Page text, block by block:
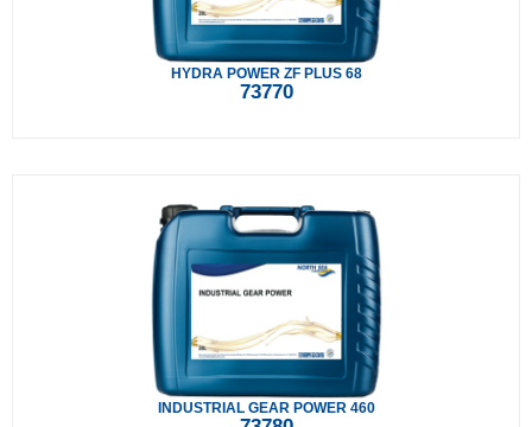
HYDRA POWER ZF PLUS 68
73770
INDUSTRIAL GEAR POWER 460